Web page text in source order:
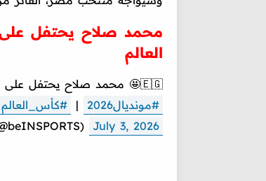
محمد صلاح يحتفل على
العالم
🇪🇬🤩 محمد صلاح يحتفل على طريقته الخاصة بعد التأهل إلى الدور ثمن النهائي
#مونديال2026
| #كأس_العالم
July 3, 2026